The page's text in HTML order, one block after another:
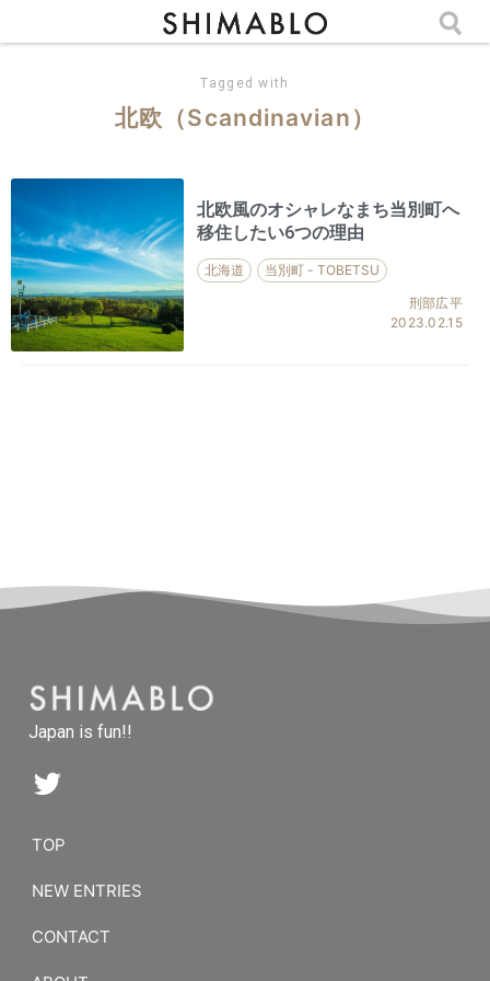
Tagged with
北欧（Scandinavian）
北欧風のオシャレなまち当別町へ
移住したい6つの理由
北海道
当別町 - TOBETSU
刑部広平
2023.02.15
Japan is fun!!
TOP
NEW ENTRIES
CONTACT